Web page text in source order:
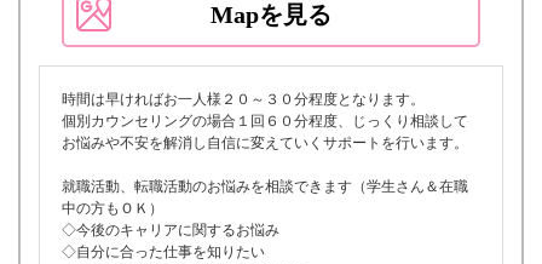
Mapを見る
時間は早ければお一人様２０～３０分程度となります。
個別カウンセリングの場合１回６０分程度、じっくり相談して
お悩みや不安を解消し自信に変えていくサポートを行います。
就職活動、転職活動のお悩みを相談できます（学生さん＆在職
中の方もＯＫ）
◇今後のキャリアに関するお悩み
◇自分に合った仕事を知りたい